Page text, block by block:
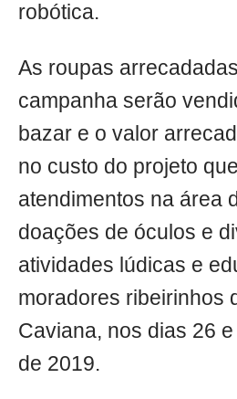
robótica.
As roupas
campanha serão
bazar e o valor
no custo do projeto
atendimentos na área
doações de óculos e
atividades lúdicas e
moradores ribeirinhos
Caviana, nos dias 26
de 2019.